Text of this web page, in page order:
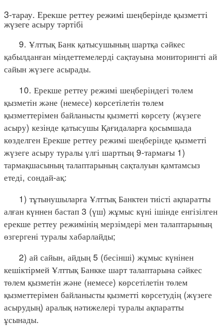
3-тарау. Ерекше реттеу режимі шеңберінде қызметті
жүзеге асыру тәртібі
9. Ұлттық Банк қатысушының шартқа сәйкес
қабылданған міндеттемелерді сақтауына мониторингті ай
сайын жүзеге асырады.
10. Ерекше реттеу режимі шеңберіндегі төлем
қызметін және (немесе) көрсетілетін төлем
қызметтерімен байланысты қызметті көрсету (жүзеге
асыру) кезінде қатысушы Қағидаларға қосымшада
көзделген Ерекше реттеу режимі шеңберінде қызметті
жүзеге асыру туралы үлгі шарттың 9-тармағы 1)
тармақшасының талаптарының сақталуын қамтамсыз
етеді, сондай-ақ:
1) тұтынушыларға Ұлттық Банктен тиісті ақпаратты
алған күннен бастап 3 (үш) жұмыс күні ішінде енгізілген
ерекше реттеу режимінің мерзімдері мен талаптарының
өзгергені туралы хабарлайды;
2) ай сайын, айдың 5 (бесінші) жұмыс күнінен
кешіктірмей Ұлттық Банкке шарт талаптарына сәйкес
төлем қызметін және (немесе) көрсетілетін төлем
қызметтерімен байланысты қызметті көрсетудің (жүзеге
асырудың) аралық нәтижелері туралы ақпаратты
ұсынады.